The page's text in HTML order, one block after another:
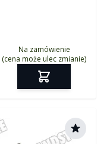
Na zamówienie
(cena może ulec zmianie)